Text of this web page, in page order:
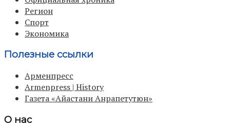
Регион
Спорт
Экономика
Полезные ссылки
Арменпресс
Armenpress | History
Газета «Айастани Анрапетутюн»
О нас